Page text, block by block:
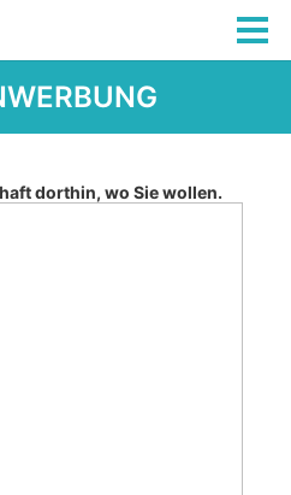
dorthin, wo Sie wollen.